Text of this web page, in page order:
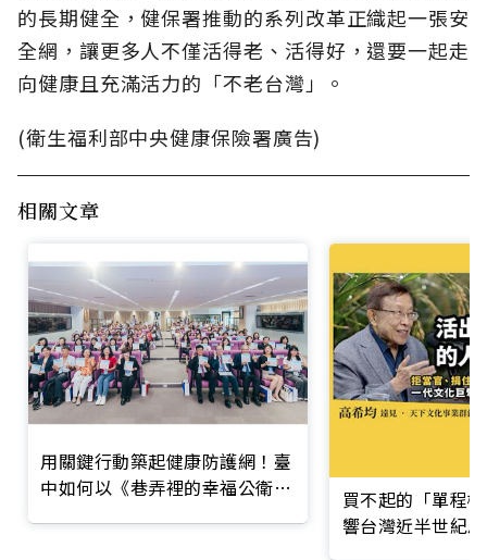
的長期健全，健保署推動的系列改革正織起一張安
全網，讓更多人不僅活得老、活得好，還要一起走
向健康且充滿活力的「不老台灣」。
(衛生福利部中央健康保險署廣告)
相關文章
用關鍵行動築起健康防護網！臺
中如何以《巷弄裡的幸福公衛》
買不起的「單程
響台灣近半世紀